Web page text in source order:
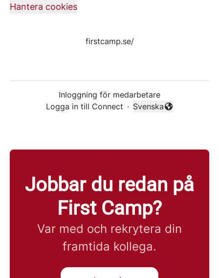
Hantera cookies
firstcamp.se/
Inloggning för medarbetare
Logga in till Connect ·
Byt språk
Svenska
Jobbar du redan på
First Camp?
Var med och rekrytera din
framtida kollega.